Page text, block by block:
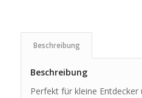
Beschreibung
Beschreibung
Perfekt für kleine Entdecker